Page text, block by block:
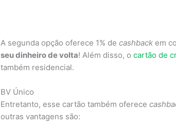
A segunda opção oferece 1% de cashback em
seu dinheiro de volta! Além disso, o cartão de
também residencial.
BV Único
Entretanto, esse cartão também oferece
outras vantagens são: